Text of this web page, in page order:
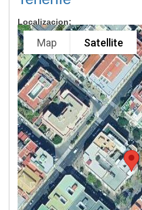
Localizacion:
Map Satellite